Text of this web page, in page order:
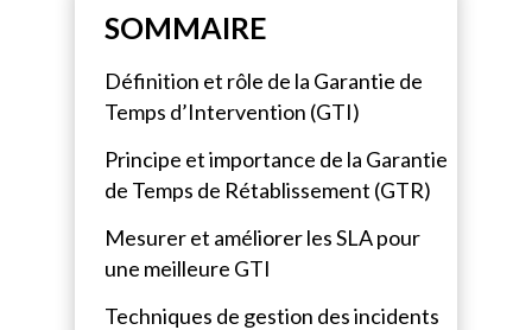
SOMMAIRE
Définition et rôle de la Garantie de
Temps d’Intervention (GTI)
Principe et importance de la Garantie
de Temps de Rétablissement (GTR)
Mesurer et améliorer les SLA pour
une meilleure GTI
Techniques de gestion des incidents